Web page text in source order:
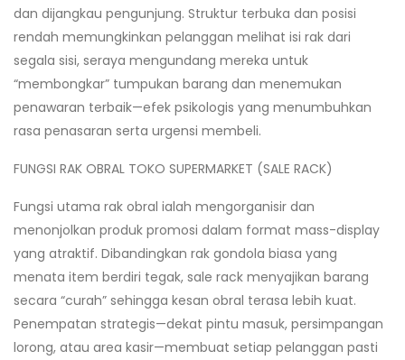
dan dijangkau pengunjung. Struktur terbuka dan posisi
rendah memungkinkan pelanggan melihat isi rak dari
segala sisi, seraya mengundang mereka untuk
“membongkar” tumpukan barang dan menemukan
penawaran terbaik—efek psikologis yang menumbuhkan
rasa penasaran serta urgensi membeli.
FUNGSI RAK OBRAL TOKO SUPERMARKET (SALE RACK)
Fungsi utama rak obral ialah mengorganisir dan
menonjolkan produk promosi dalam format mass-display
yang atraktif. Dibandingkan rak gondola biasa yang
menata item berdiri tegak, sale rack menyajikan barang
secara “curah” sehingga kesan obral terasa lebih kuat.
Penempatan strategis—dekat pintu masuk, persimpangan
lorong, atau area kasir—membuat setiap pelanggan pasti